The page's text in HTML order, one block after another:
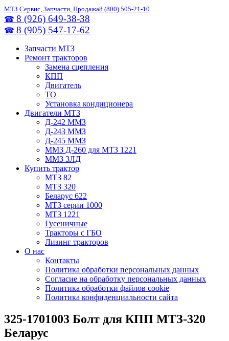
МТЗ Сервис, Запчасти, Продажа8 (800) 505-21-10
☎ 8 (926) 649-38-38
☎ 8 (905) 547-17-62
Запчасти МТЗ
Ремонт тракторов
Замена сцепления
КПП
Двигатель
ТО
Установка кондиционера
Двигатели МТЗ
Д-242 ММЗ
Д-243 ММЗ
Д-245 ММЗ
ММЗ Д-260 для МТЗ 1221
ММЗ 3ЛД
Купить трактор
МТЗ 82
МТЗ 320
Беларус 622
МТЗ серии 1000
МТЗ 1221
Гусеничные
Тракторы с ГБО
Лизинг тракторов
О нас
Контакты
Политика обработки персональных данных
Согласие на обработку персональных данных
Политика обработки файлов cookie
Политика конфиденциальности сайта
325-1701003 Болт для КПП МТЗ-320
Беларус